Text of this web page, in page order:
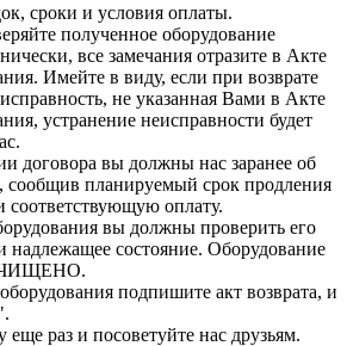
сроки и условия оплаты.
полученное оборудование
все замечания отразите в Акте
Имейте в виду, если при возврате
не указанная Вами в Акте
устранение неисправности будет
договора вы должны нас заранее об
сообщив планируемый срок продления
соответствующую оплату.
вы должны проверить его
надлежащее состояние. Оборудование
подпишите акт возврата, и
еще раз и посоветуйте нас друзьям.